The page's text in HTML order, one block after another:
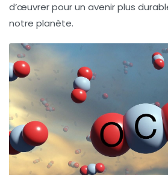
d’œuvrer pour un avenir plus
notre planète.